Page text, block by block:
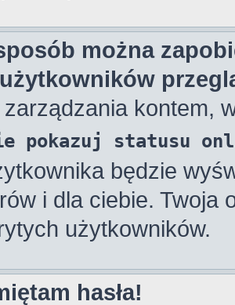
można
zarządzania kontem,
pokazuj statusu
będzie
i dla ciebie. Twoja
użytkowników.
hasła!